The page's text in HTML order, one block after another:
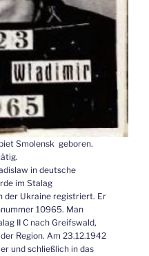
Smolensk geboren.
in deutsche
im Stalag
der Ukraine registriert. Er
10965. Man
II C nach Greifswald,
Region. Am 23.12.1942
und schließlich in das